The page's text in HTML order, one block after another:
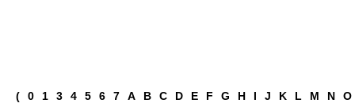
( 0 1 3 4 5 6 7 A B C D E F G H I J K L M N O